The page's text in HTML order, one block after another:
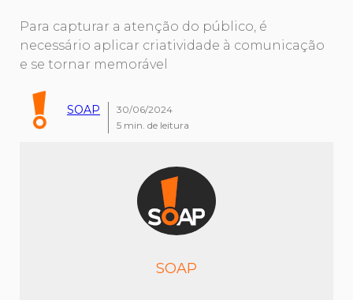
Para capturar a atenção do público, é
necessário aplicar criatividade à comunicação
e se tornar memorável
SOAP
30/06/2024
5 min. de leitura
SOAP